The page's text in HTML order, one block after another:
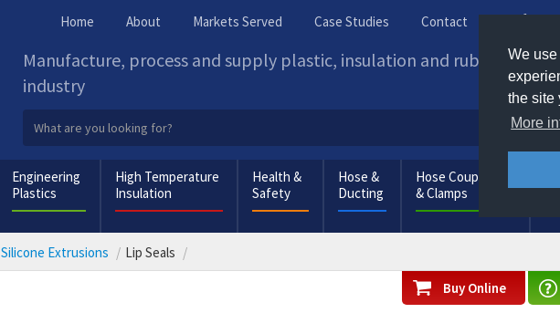
We
the site
More
Home About Markets Served Case Studies Contact
Manufacture, process and supply plastic, insulation and rubber
industry
Engineering
Plastics
High Temperature
Insulation
Health &
Safety
Hose &
Ducting
Hose Couplings
& Clamps
Silicone Extrusions Lip Seals
Buy Online